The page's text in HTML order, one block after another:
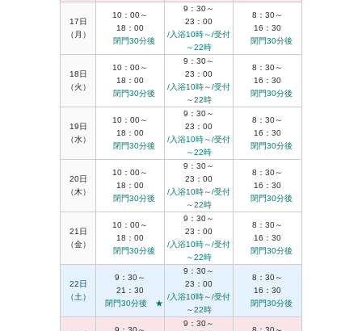
17日
（月）
10：00～
18：00
閉門30分後
9：30～
23：00
/入浴10時～/受付
～22時
8：30～
16：30
閉門30分後
18日
（火）
10：00～
18：00
閉門30分後
9：30～
23：00
/入浴10時～/受付
～22時
8：30～
16：30
閉門30分後
19日
（水）
10：00～
18：00
閉門30分後
9：30～
23：00
/入浴10時～/受付
～22時
8：30～
16：30
閉門30分後
20日
（木）
10：00～
18：00
閉門30分後
9：30～
23：00
/入浴10時～/受付
～22時
8：30～
16：30
閉門30分後
21日
（金）
10：00～
18：00
閉門30分後
9：30～
23：00
/入浴10時～/受付
～22時
8：30～
16：30
閉門30分後
22日
（土）
9：30～
21：30
閉門30分後 ★
9：30～
23：00
/入浴10時～/受付
～22時
8：30～
16：30
閉門30分後
9：30～